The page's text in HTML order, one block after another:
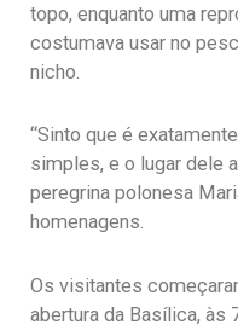
topo, enquanto uma
costumava usar no
nicho.
“Sinto que é
simples, e o lugar dele
peregrina polonesa
homenagens.
Os visitantes
abertura da Basílica, às